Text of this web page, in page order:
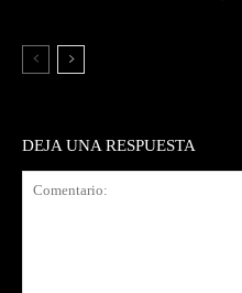
DEJA UNA RESPUESTA